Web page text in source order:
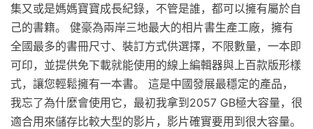
集又或是媽媽寶寶成長紀錄，不管是誰，都可以擁有屬於自
己的書籍。 健豪為兩岸三地最大的相片書生產工廠，擁有
全國最多的書冊尺寸、裝訂方式供選擇，不限數量，一本即
可印，並提供免下載就能使用的線上編輯器與上百款版形樣
式，讓您輕鬆擁有一本書。 這是中國發展最穩定的產品，
我忘了為什麼會使用它，最初我拿到2057 GB極大容量，很
適合用來儲存比較大型的影片，影片確實要用到很大容量。